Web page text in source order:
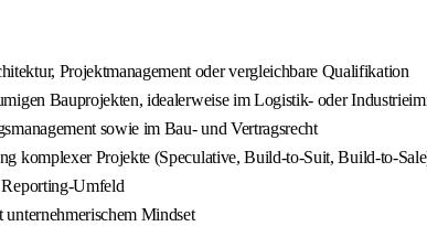
Projektmanagement oder vergleichbare Qualifikation
Bauprojekten, idealerweise im Logistik‑ oder
sowie im Bau‑ und Vertragsrecht
komplexer Projekte (Speculative, Build‑to‑Suit,
Mindset